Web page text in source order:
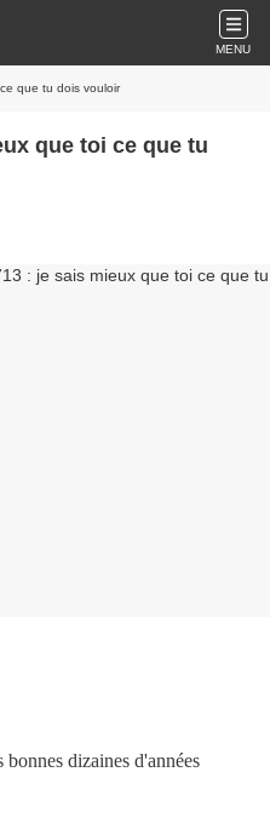
MENU
que tu dois vouloir
que toi ce que tu
dizaines d'années